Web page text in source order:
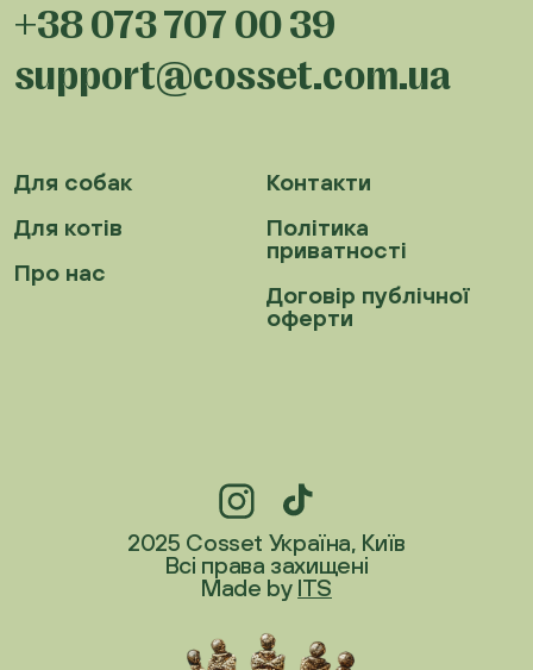
+38 073 707 00 39
support@cosset.com.ua
Для собак
Для котів
Про нас
Контакти
Політика
приватності
Договір публічної
оферти
2025 Cosset Україна, Київ
Всі права захищені
Made by ITS